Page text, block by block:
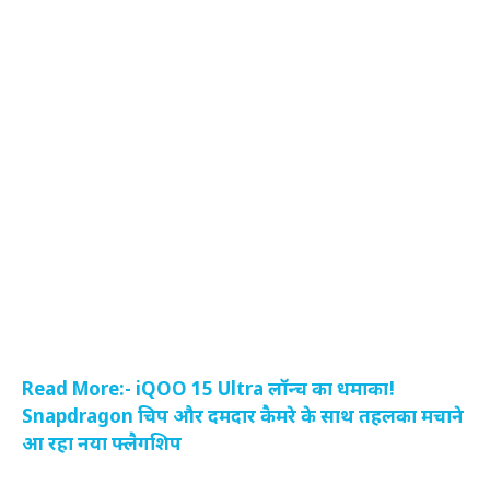
Read More:- iQOO 15 Ultra लॉन्च का धमाका!
Snapdragon चिप और दमदार कैमरे के साथ तहलका मचाने
आ रहा नया फ्लैगशिप